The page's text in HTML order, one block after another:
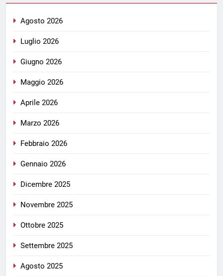
Agosto 2026
Luglio 2026
Giugno 2026
Maggio 2026
Aprile 2026
Marzo 2026
Febbraio 2026
Gennaio 2026
Dicembre 2025
Novembre 2025
Ottobre 2025
Settembre 2025
Agosto 2025